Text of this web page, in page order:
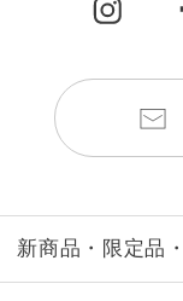
新商品・限定品